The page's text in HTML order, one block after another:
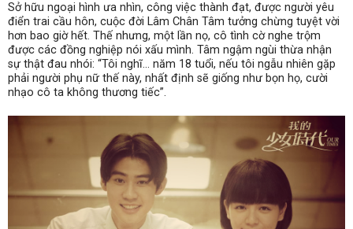
Sở hữu ngoại hình ưa nhìn, công việc thành đạt, được người yêu
điển trai cầu hôn, cuộc đời Lâm Chân Tâm tưởng chừng tuyệt vời
hơn bao giờ hết. Thế nhưng, một lần nọ, cô tình cờ nghe trộm
được các đồng nghiệp nói xấu mình. Tâm ngậm ngùi thừa nhận
sự thật đau nhói: “Tôi nghĩ… năm 18 tuổi, nếu tôi ngẫu nhiên gặp
phải người phụ nữ thế này, nhất định sẽ giống như bọn họ, cười
nhạo cô ta không thương tiếc”.